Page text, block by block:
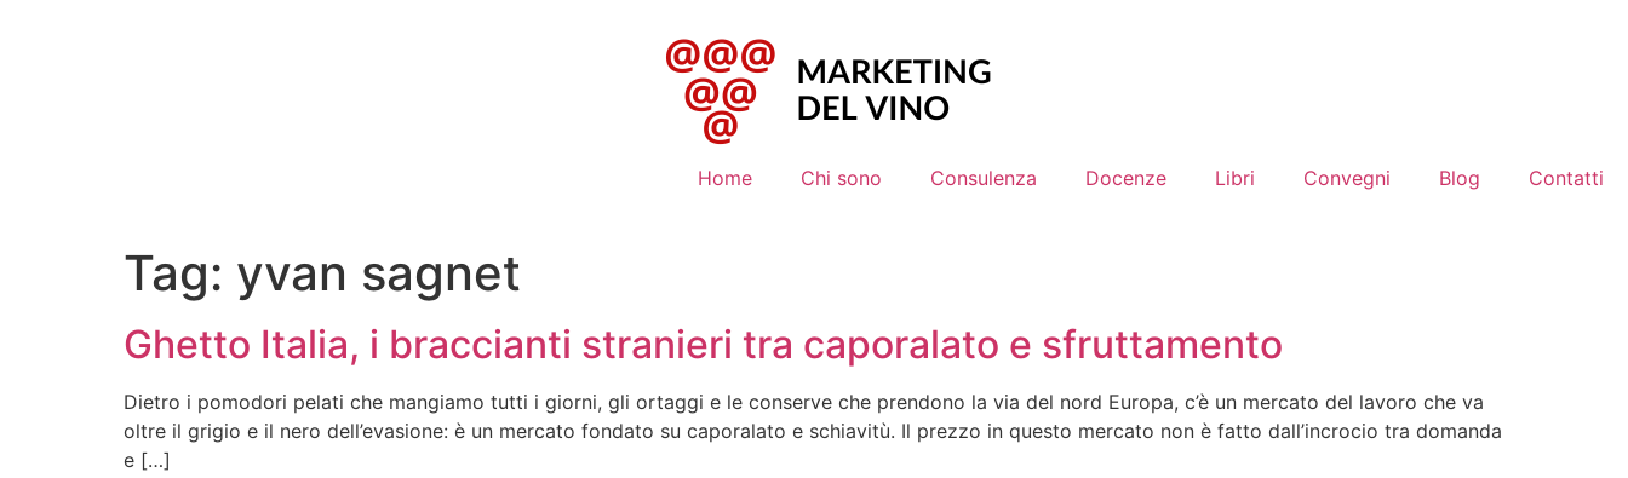
Home Chi sono Consulenza Docenze Libri Convegni Blog Contatti
Tag: yvan sagnet
Ghetto Italia, i braccianti stranieri tra caporalato e sfruttamento
Dietro i pomodori pelati che mangiamo tutti i giorni, gli ortaggi e le conserve che prendono la via del nord Europa, c’è un mercato del lavoro che va
oltre il grigio e il nero dell’evasione: è un mercato fondato su caporalato e schiavitù. Il prezzo in questo mercato non è fatto dall’incrocio tra domanda
e […]